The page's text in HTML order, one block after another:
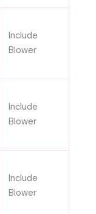
Include
Blower
Include
Blower
Include
Blower